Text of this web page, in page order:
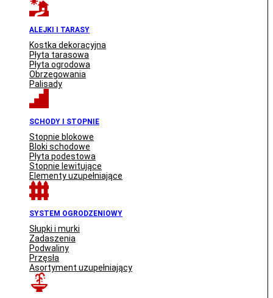
ALEJKI I TARASY
Kostka dekoracyjna
Płyta tarasowa
Płyta ogrodowa
Obrzegowania
Palisady
SCHODY I STOPNIE
Stopnie blokowe
Bloki schodowe
Płyta podestowa
Stopnie lewitujące
Elementy uzupełniające
SYSTEM OGRODZENIOWY
Słupki i murki
Zadaszenia
Podwaliny
Przęsła
Asortyment uzupełniający